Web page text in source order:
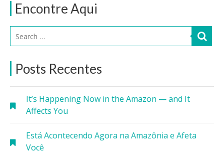
Encontre Aqui
Posts Recentes
It’s Happening Now in the Amazon — and It
Affects You
Está Acontecendo Agora na Amazônia e Afeta
Você